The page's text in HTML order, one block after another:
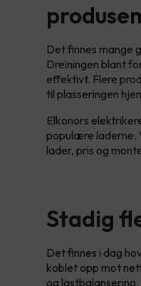
Det finnes mange
Dreiningen blant
effektivt. Flere
til plasseringen
Elkonors
populære laderne.
lader, pris og
Stadig
Det finnes i dag
koblet opp mot
og lastbalansering.